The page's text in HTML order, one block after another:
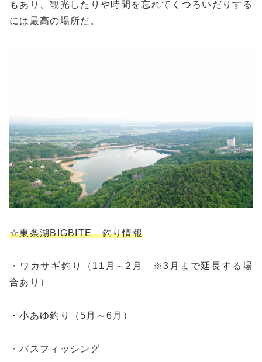
もあり、観光したりや時間を忘れてくつろいだりする
には最高の場所だ。
☆東条湖BIGBITE 釣り情報
・ワカサギ釣り（11月～2月 ※3月まで延長する場
合あり）
・小あゆ釣り（5月～6月）
・バスフィッシング